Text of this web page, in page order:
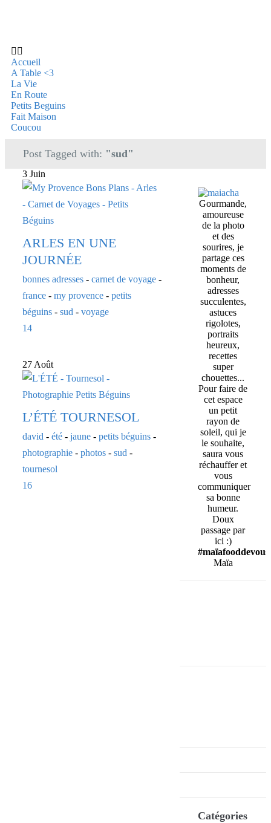
Accueil
A Table <3
La Vie
En Route
Petits Beguins
Fait Maison
Coucou
Post Tagged with: "sud"
3 Juin
ARLES EN UNE
JOURNÉE
bonnes adresses - carnet de voyage -
france - my provence - petits
béguins - sud - voyage
14
27 Août
L’ÉTÉ TOURNESOL
david - été - jaune - petits béguins -
photographie - photos - sud -
tournesol
16
Gourmande,
amoureuse
de la photo
et des
sourires, je
partage ces
moments de
bonheur,
adresses
succulentes,
astuces
rigolotes,
portraits
heureux,
recettes
super
chouettes...
Pour faire de
cet espace
un petit
rayon de
soleil, qui je
le souhaite,
saura vous
réchauffer et
vous
communiquer
sa bonne
humeur.
Doux
passage par
ici :)
#maïafooddevous
Maïa
Catégories